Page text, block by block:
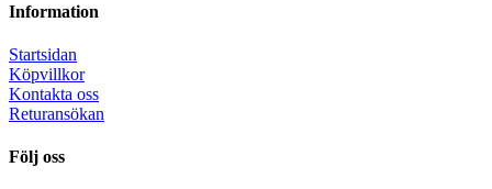
Information
Startsidan
Köpvillkor
Kontakta oss
Returansökan
Följ oss